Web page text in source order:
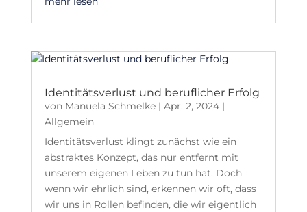
Identitätsverlust und beruflicher Erfolg
von Manuela Schmelke| Apr. 2, 2024|
Allgemein
Identitätsverlust klingt zunächst wie ein
abstraktes Konzept, das nur entfernt mit
unserem eigenen Leben zu tun hat. Doch
wenn wir ehrlich sind, erkennen wir oft, dass
wir uns in Rollen befinden, die wir eigentlich